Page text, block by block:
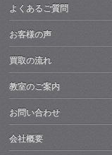
よくあるご質問
お客様の声
買取の流れ
教室のご案内
お問い合わせ
会社概要